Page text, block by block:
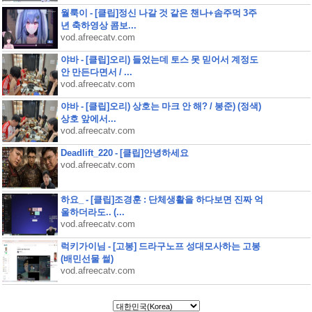
월룩이 - [클립]정신 나갈 것 같은 챈나+솜주먹 3주
년 축하영상 콤보...
vod.afreecatv.com
야바 - [클립]오리) 들었는데 토스 못 믿어서 계정도
안 만든다면서 / ...
vod.afreecatv.com
야바 - [클립]오리) 상호는 마크 안 해? / 봉준) (정색)
상호 앞에서...
vod.afreecatv.com
Deadlift_220 - [클립]안녕하세요
vod.afreecatv.com
하요_ - [클립]조경훈 : 단체생활을 하다보면 진짜 억
울하더라도.. (...
vod.afreecatv.com
럭키가이님 - [고봉] 드라구노프 성대모사하는 고봉
(배민선물 썰)
vod.afreecatv.com